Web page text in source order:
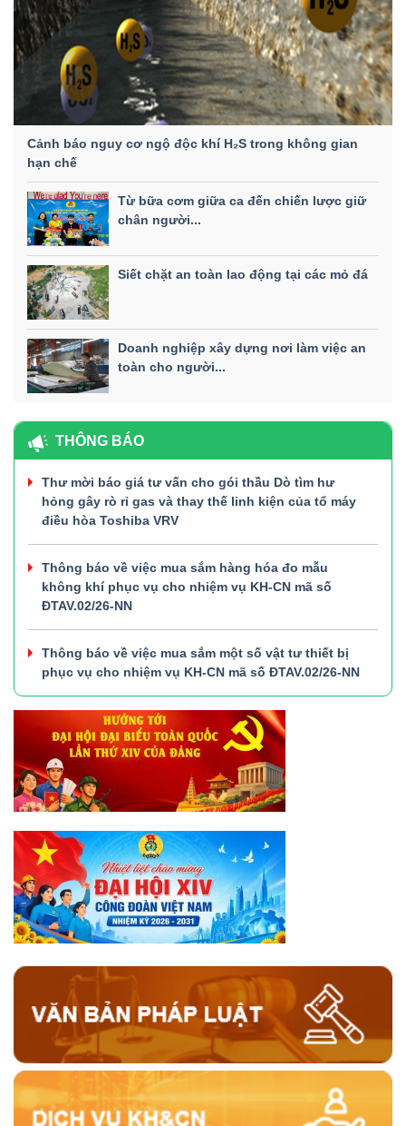
Cảnh báo nguy cơ ngộ độc khí H₂S trong không gian
hạn chế
Từ bữa cơm giữa ca đến chiến lược giữ
chân người...
Siết chặt an toàn lao động tại các mỏ đá
Doanh nghiệp xây dựng nơi làm việc an
toàn cho người...
THÔNG BÁO
Thư mời báo giá tư vấn cho gói thầu Dò tìm hư
hỏng gây rò rỉ gas và thay thế linh kiện của tổ máy
điều hòa Toshiba VRV
Thông báo về việc mua sắm hàng hóa đo mẫu
không khí phục vụ cho nhiệm vụ KH-CN mã số
ĐTAV.02/26-NN
Thông báo về việc mua sắm một số vật tư thiết bị
phục vụ cho nhiệm vụ KH-CN mã số ĐTAV.02/26-NN